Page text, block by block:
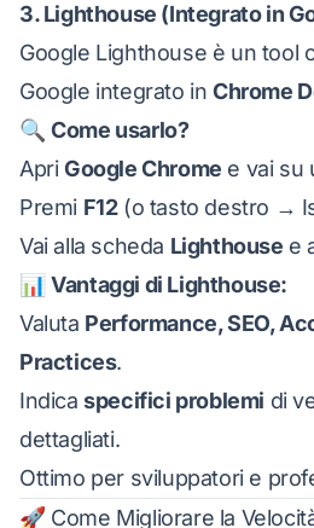
3. Lighthouse (Integrato in
Google Lighthouse è un tool
Google integrato inChrome
🔍Come usarlo?
ApriGoogle Chrome e vai su
Premi F12(o tasto destro →
Vai alla scheda Lighthouse e
📊Vantaggi di Lighthouse:
Valuta Performance, SEO,
Practices.
Indicaspecifici problemi di
dettagliati.
Ottimo per sviluppatori e
🚀 Come Migliorare la